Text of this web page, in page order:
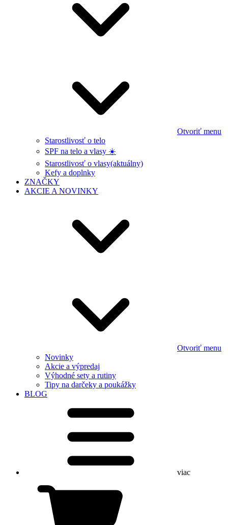
Otvoriť menu
Starostlivosť o telo
SPF na telo a vlasy ☀️
Starostlivosť o vlasy(aktuálny)
Kefy a doplnky
ZNAČKY
AKCIE A NOVINKY
Otvoriť menu
Novinky
Akcie a výpredaj
Výhodné sety a rutiny
Tipy na darčeky a poukážky
BLOG
viac